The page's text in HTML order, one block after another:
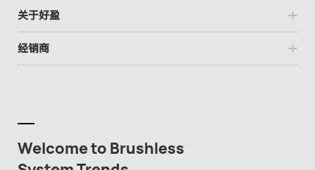
关于好盈
经销商
Welcome to Brushless